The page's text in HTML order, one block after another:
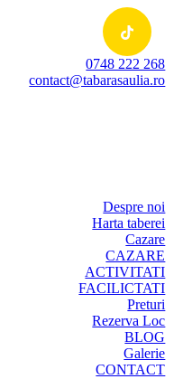
0748 222 268
contact@tabarasaulia.ro
Despre noi
Harta taberei
Cazare
CAZARE
ACTIVITATI
FACILICTATI
Preturi
Rezerva Loc
BLOG
Galerie
CONTACT